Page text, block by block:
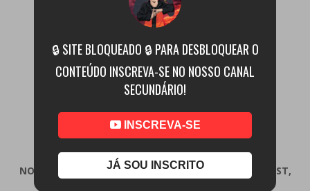
GAMES PS3
GAMES PS3 (OPÇÃO 2)
FIRMWARE PS3
RPCS3 WIKI
NOVO SISTEMA DE NAVEGAÇÃO BASEADO EM NAVHOST,
🔒 SITE BLOQUEADO 🔒 PARA DESBLOQUEAR O
CONTEÚDO INSCREVA-SE NO NOSSO CANAL
SECUNDÁRIO!
INSCREVA-SE
JÁ SOU INSCRITO